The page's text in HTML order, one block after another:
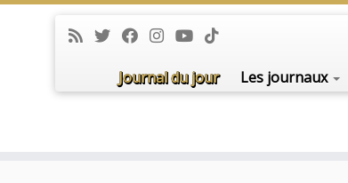
Journal du jour Les journaux